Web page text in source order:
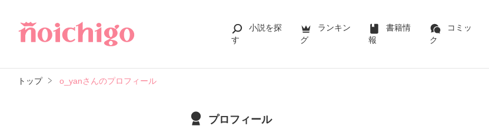
小説を探
す
ランキン
グ
書籍情
報
コミッ
ク
トップ o_yanさんのプロフィール
プロフィール